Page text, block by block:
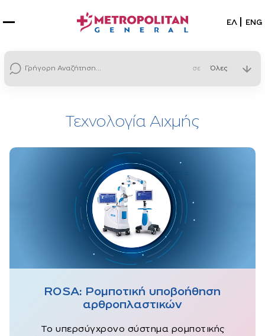
ΕΛ ENG
σε
Τεχνολογία Αιχμής
ROSA: Ρομποτική υποβοήθηση
αρθροπλαστικών
Το υπερσύγχρονο σύστημα ρομποτικής